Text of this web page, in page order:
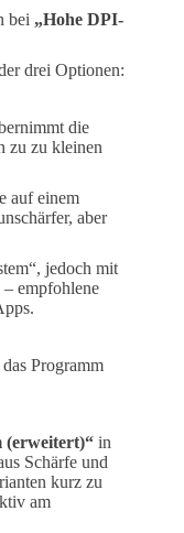
bei „Hohe DPI-
drei Optionen:
die
zu zu kleinen
auf einem
aber
jedoch mit
empfohlene
Programm
(erweitert)“ in
Schärfe und
kurz zu
am